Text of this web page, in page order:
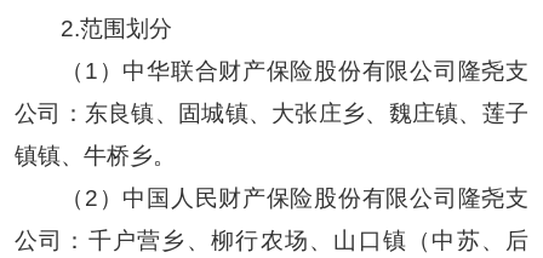
2.范围划分
（1）中华联合财产保险股份有限公司隆尧支
公司：东良镇、固城镇、大张庄乡、魏庄镇、莲子
镇镇、牛桥乡。
（2）中国人民财产保险股份有限公司隆尧支
公司：千户营乡、柳行农场、山口镇（中苏、后